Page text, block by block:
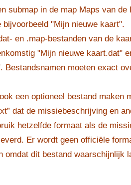
submap in de map Maps van de
bijvoorbeeld "Mijn nieuwe kaart".
en .map-bestanden van de
"Mijn nieuwe kaart.dat"
Bestandsnamen moeten exact
een optioneel bestand maken
dat de missiebeschrijving en
hetzelfde formaat als de
Er wordt geen officiële
omdat dit bestand waarschijnlijk